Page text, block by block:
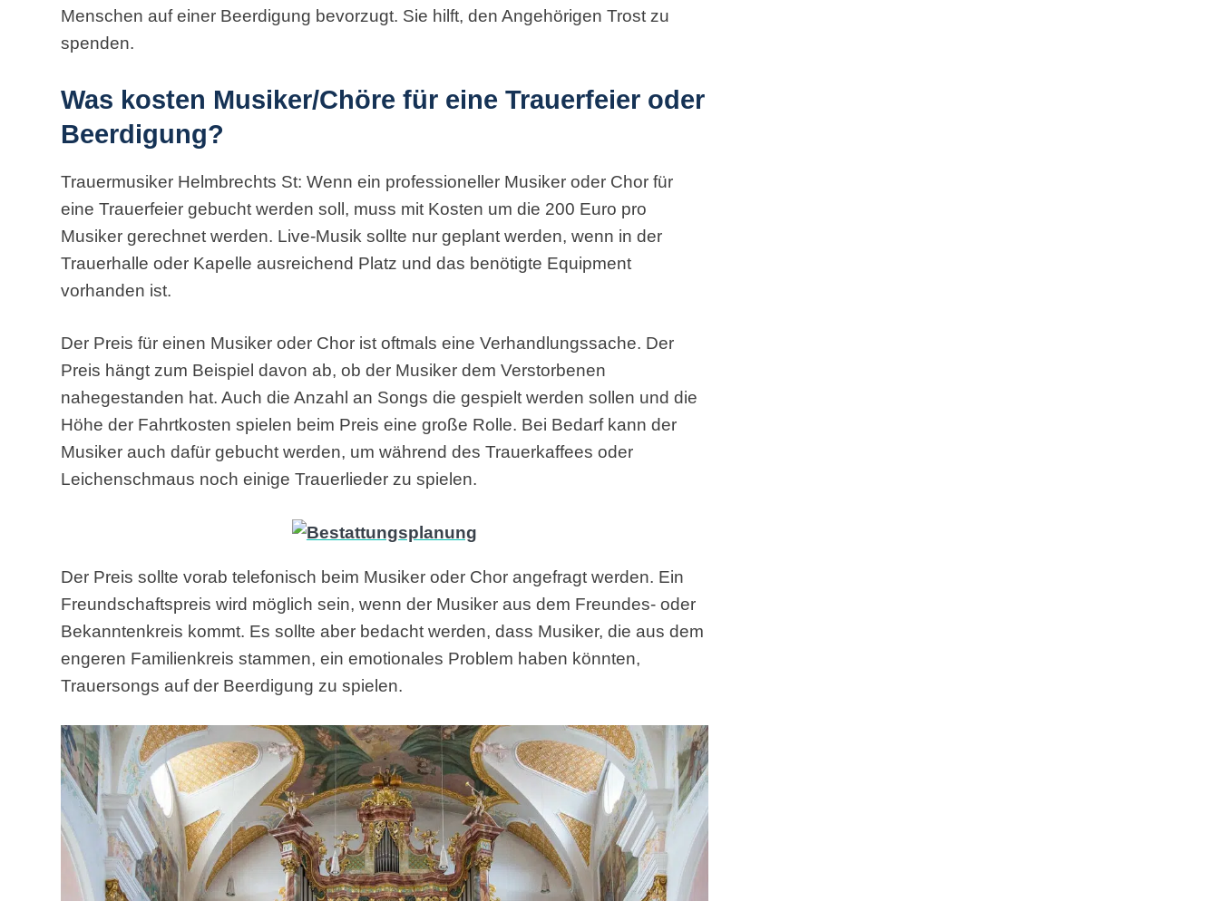
Menschen auf einer Beerdigung bevorzugt. Sie hilft, den Angehörigen Trost zu
spenden.
Was kosten Musiker/Chöre für eine Trauerfeier oder
Beerdigung?
Trauermusiker Helmbrechts St: Wenn ein professioneller Musiker oder Chor für
eine Trauerfeier gebucht werden soll, muss mit Kosten um die 200 Euro pro
Musiker gerechnet werden. Live-Musik sollte nur geplant werden, wenn in der
Trauerhalle oder Kapelle ausreichend Platz und das benötigte Equipment
vorhanden ist.
Der Preis für einen Musiker oder Chor ist oftmals eine Verhandlungssache. Der
Preis hängt zum Beispiel davon ab, ob der Musiker dem Verstorbenen
nahegestanden hat. Auch die Anzahl an Songs die gespielt werden sollen und die
Höhe der Fahrtkosten spielen beim Preis eine große Rolle. Bei Bedarf kann der
Musiker auch dafür gebucht werden, um während des Trauerkaffees oder
Leichenschmaus noch einige Trauerlieder zu spielen.
Der Preis sollte vorab telefonisch beim Musiker oder Chor angefragt werden. Ein
Freundschaftspreis wird möglich sein, wenn der Musiker aus dem Freundes- oder
Bekanntenkreis kommt. Es sollte aber bedacht werden, dass Musiker, die aus dem
engeren Familienkreis stammen, ein emotionales Problem haben könnten,
Trauersongs auf der Beerdigung zu spielen.